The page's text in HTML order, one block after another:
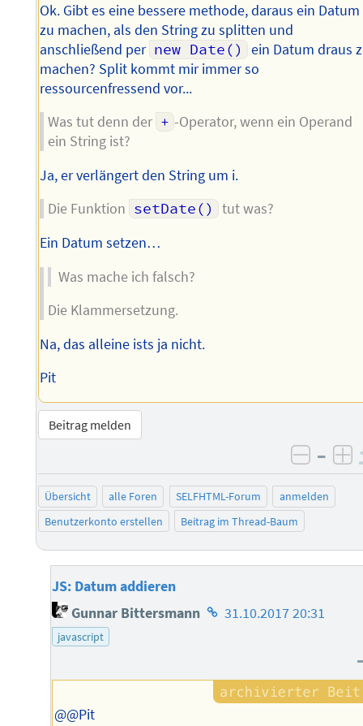
Ok. Gibt es eine bessere methode, daraus ein Datum
zu machen, als den String zu splitten und
anschließend per new Date()
ein Datum draus
machen? Split kommt mir immer so
ressourcenfressend vor...
Was tut denn der + -Operator, wenn ein Operand
ein String ist?
Ja, er verlängert den String um i.
Die Funktion setDate()
tut was?
Ein Datum setzen…
Was mache ich falsch?
Die Klammersetzung.
Na, das alleine ists ja nicht.
Pit
Beitrag melden
–
Übersicht alle Foren SELFHTML-Forum
anmelden
Benutzerkonto erstellen
Beitrag im Thread-Baum
JS: Datum addieren
Gunnar Bittersmann Homepage
31.10.2017 20:31
javascript
@@Pit